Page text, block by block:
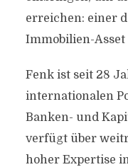
erreichen: einer
Immobilien-Asset
Fenk ist seit 28
internationalen
Banken- und
verfügt über
hoher Expertise